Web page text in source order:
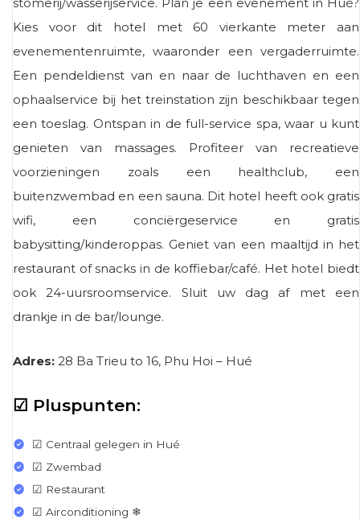
Kies voor dit hotel met 60 vierkante meter aan
evenementenruimte, waaronder een vergaderruimte.
Een pendeldienst van en naar de luchthaven en een
ophaalservice bij het treinstation zijn beschikbaar tegen
een toeslag. Ontspan in de full-service spa, waar u kunt
genieten van massages. Profiteer van recreatieve
voorzieningen zoals een healthclub, een
buitenzwembad en een sauna. Dit hotel heeft ook gratis
wifi, een conciërgeservice en gratis
babysitting/kinderoppas. Geniet van een maaltijd in het
restaurant of snacks in de koffiebar/café. Het hotel biedt
ook 24-uursroomservice. Sluit uw dag af met een
drankje in de bar/lounge.
Adres: 28 Ba Trieu to 16, Phu Hoi – Hué
☑ Pluspunten:
☑ Centraal gelegen in Hué
☑ Zwembad
☑ Restaurant
☑ Airconditioning ❄